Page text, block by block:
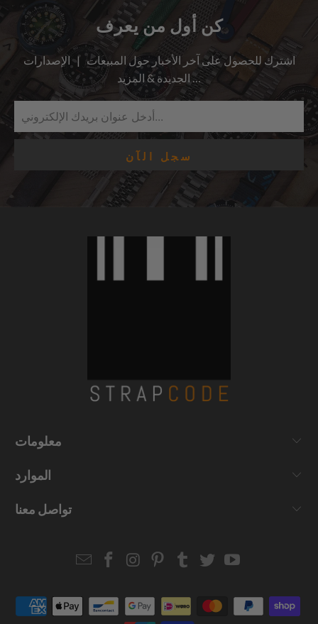
كن أول من يعرف
اشترك للحصول على آخر الأخبار حول المبيعات | الإصدارات
الجديدة & المزيد …
معلومات
الموارد
تواصل معنا
EmailStrapcode
Facebook
Strapcode
Instagram
Strapcode
Pinterest
Strapcode
Tumblr
Strapcode
TwitterYouTube